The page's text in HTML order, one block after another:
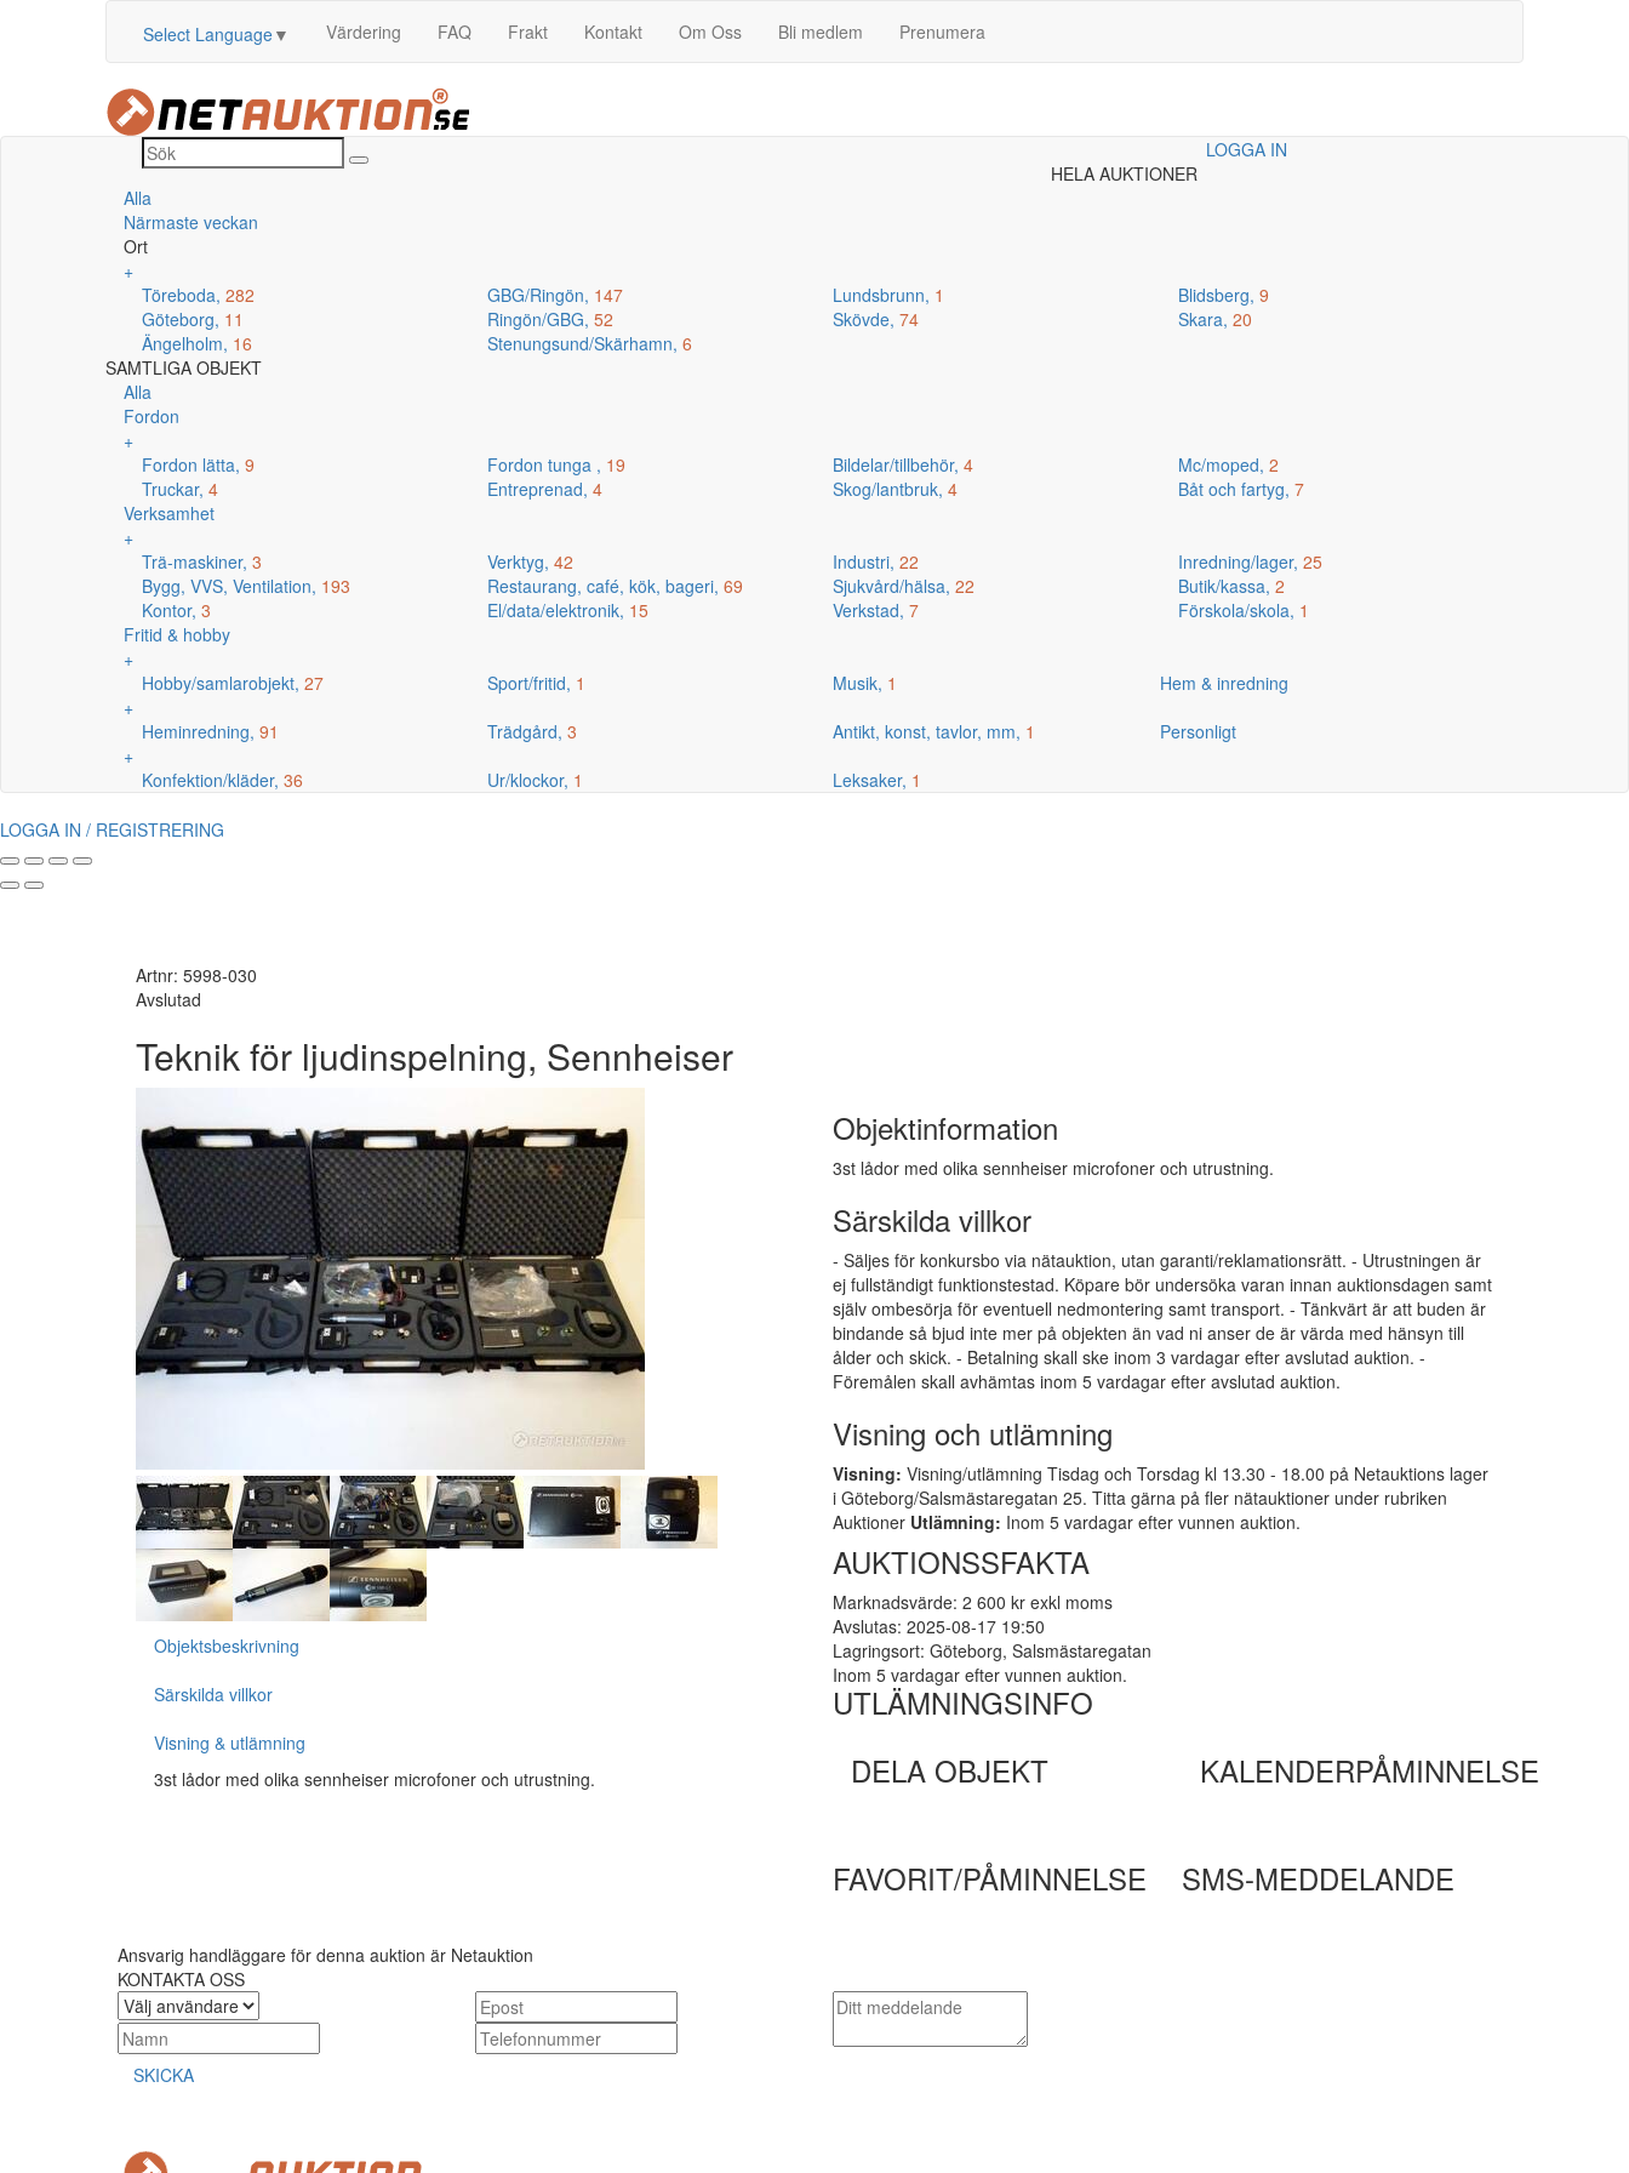
Select Language▼ Värdering FAQ Frakt Kontakt Om Oss Bli medlem Prenumera
LOGGA IN
HELA AUKTIONER
Alla
Närmaste veckan
Ort
+
Töreboda, 282 GBG/Ringön, 147 Lundsbrunn, 1 Blidsberg, 9
Göteborg, 11 Ringön/GBG, 52 Skövde, 74 Skara, 20
Ängelholm, 16 Stenungsund/Skärhamn, 6
SAMTLIGA OBJEKT
Alla
Fordon
+
Fordon lätta, 9 Fordon tunga , 19 Bildelar/tillbehör, 4 Mc/moped, 2
Truckar, 4 Entreprenad, 4 Skog/lantbruk, 4 Båt och fartyg, 7
Verksamhet
+
Trä-maskiner, 3 Verktyg, 42 Industri, 22 Inredning/lager, 25
Bygg, VVS, Ventilation, 193 Restaurang, café, kök, bageri, 69 Sjukvård/hälsa, 22 Butik/kassa, 2
Kontor, 3 El/data/elektronik, 15 Verkstad, 7 Förskola/skola, 1
Fritid & hobby
+
Hobby/samlarobjekt, 27 Sport/fritid, 1 Musik, 1
Hem & inredning
+
Heminredning, 91 Trädgård, 3 Antikt, konst, tavlor, mm, 1
Personligt
+
Konfektion/kläder, 36 Ur/klockor, 1 Leksaker, 1
LOGGA IN / REGISTRERING
Artnr: 5998-030
Avslutad
Teknik för ljudinspelning, Sennheiser
Objektsbeskrivning
Särskilda villkor
Visning & utlämning
3st lådor med olika sennheiser microfoner och utrustning.
Objektinformation
3st lådor med olika sennheiser microfoner och utrustning.
Särskilda villkor
- Säljes för konkursbo via nätauktion, utan garanti/reklamationsrätt. - Utrustningen är
ej fullständigt funktionstestad. Köpare bör undersöka varan innan auktionsdagen samt
själv ombesörja för eventuell nedmontering samt transport. - Tänkvärt är att buden är
bindande så bjud inte mer på objekten än vad ni anser de är värda med hänsyn till
ålder och skick. - Betalning skall ske inom 3 vardagar efter avslutad auktion. -
Föremålen skall avhämtas inom 5 vardagar efter avslutad auktion.
Visning och utlämning
Visning: Visning/utlämning Tisdag och Torsdag kl 13.30 - 18.00 på Netauktions lager
i Göteborg/Salsmästaregatan 25. Titta gärna på fler nätauktioner under rubriken
Auktioner Utlämning: Inom 5 vardagar efter vunnen auktion.
AUKTIONSSFAKTA
Marknadsvärde: 2 600 kr exkl moms
Avslutas: 2025-08-17 19:50
Lagringsort: Göteborg, Salsmästaregatan
Inom 5 vardagar efter vunnen auktion.
UTLÄMNINGSINFO
DELA OBJEKT
KALENDERPÅMINNELSE
FAVORIT/PÅMINNELSE SMS-MEDDELANDE
Ansvarig handläggare för denna auktion är Netauktion
KONTAKTA OSS
SKICKA